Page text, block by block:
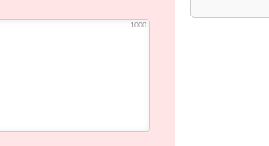
1000